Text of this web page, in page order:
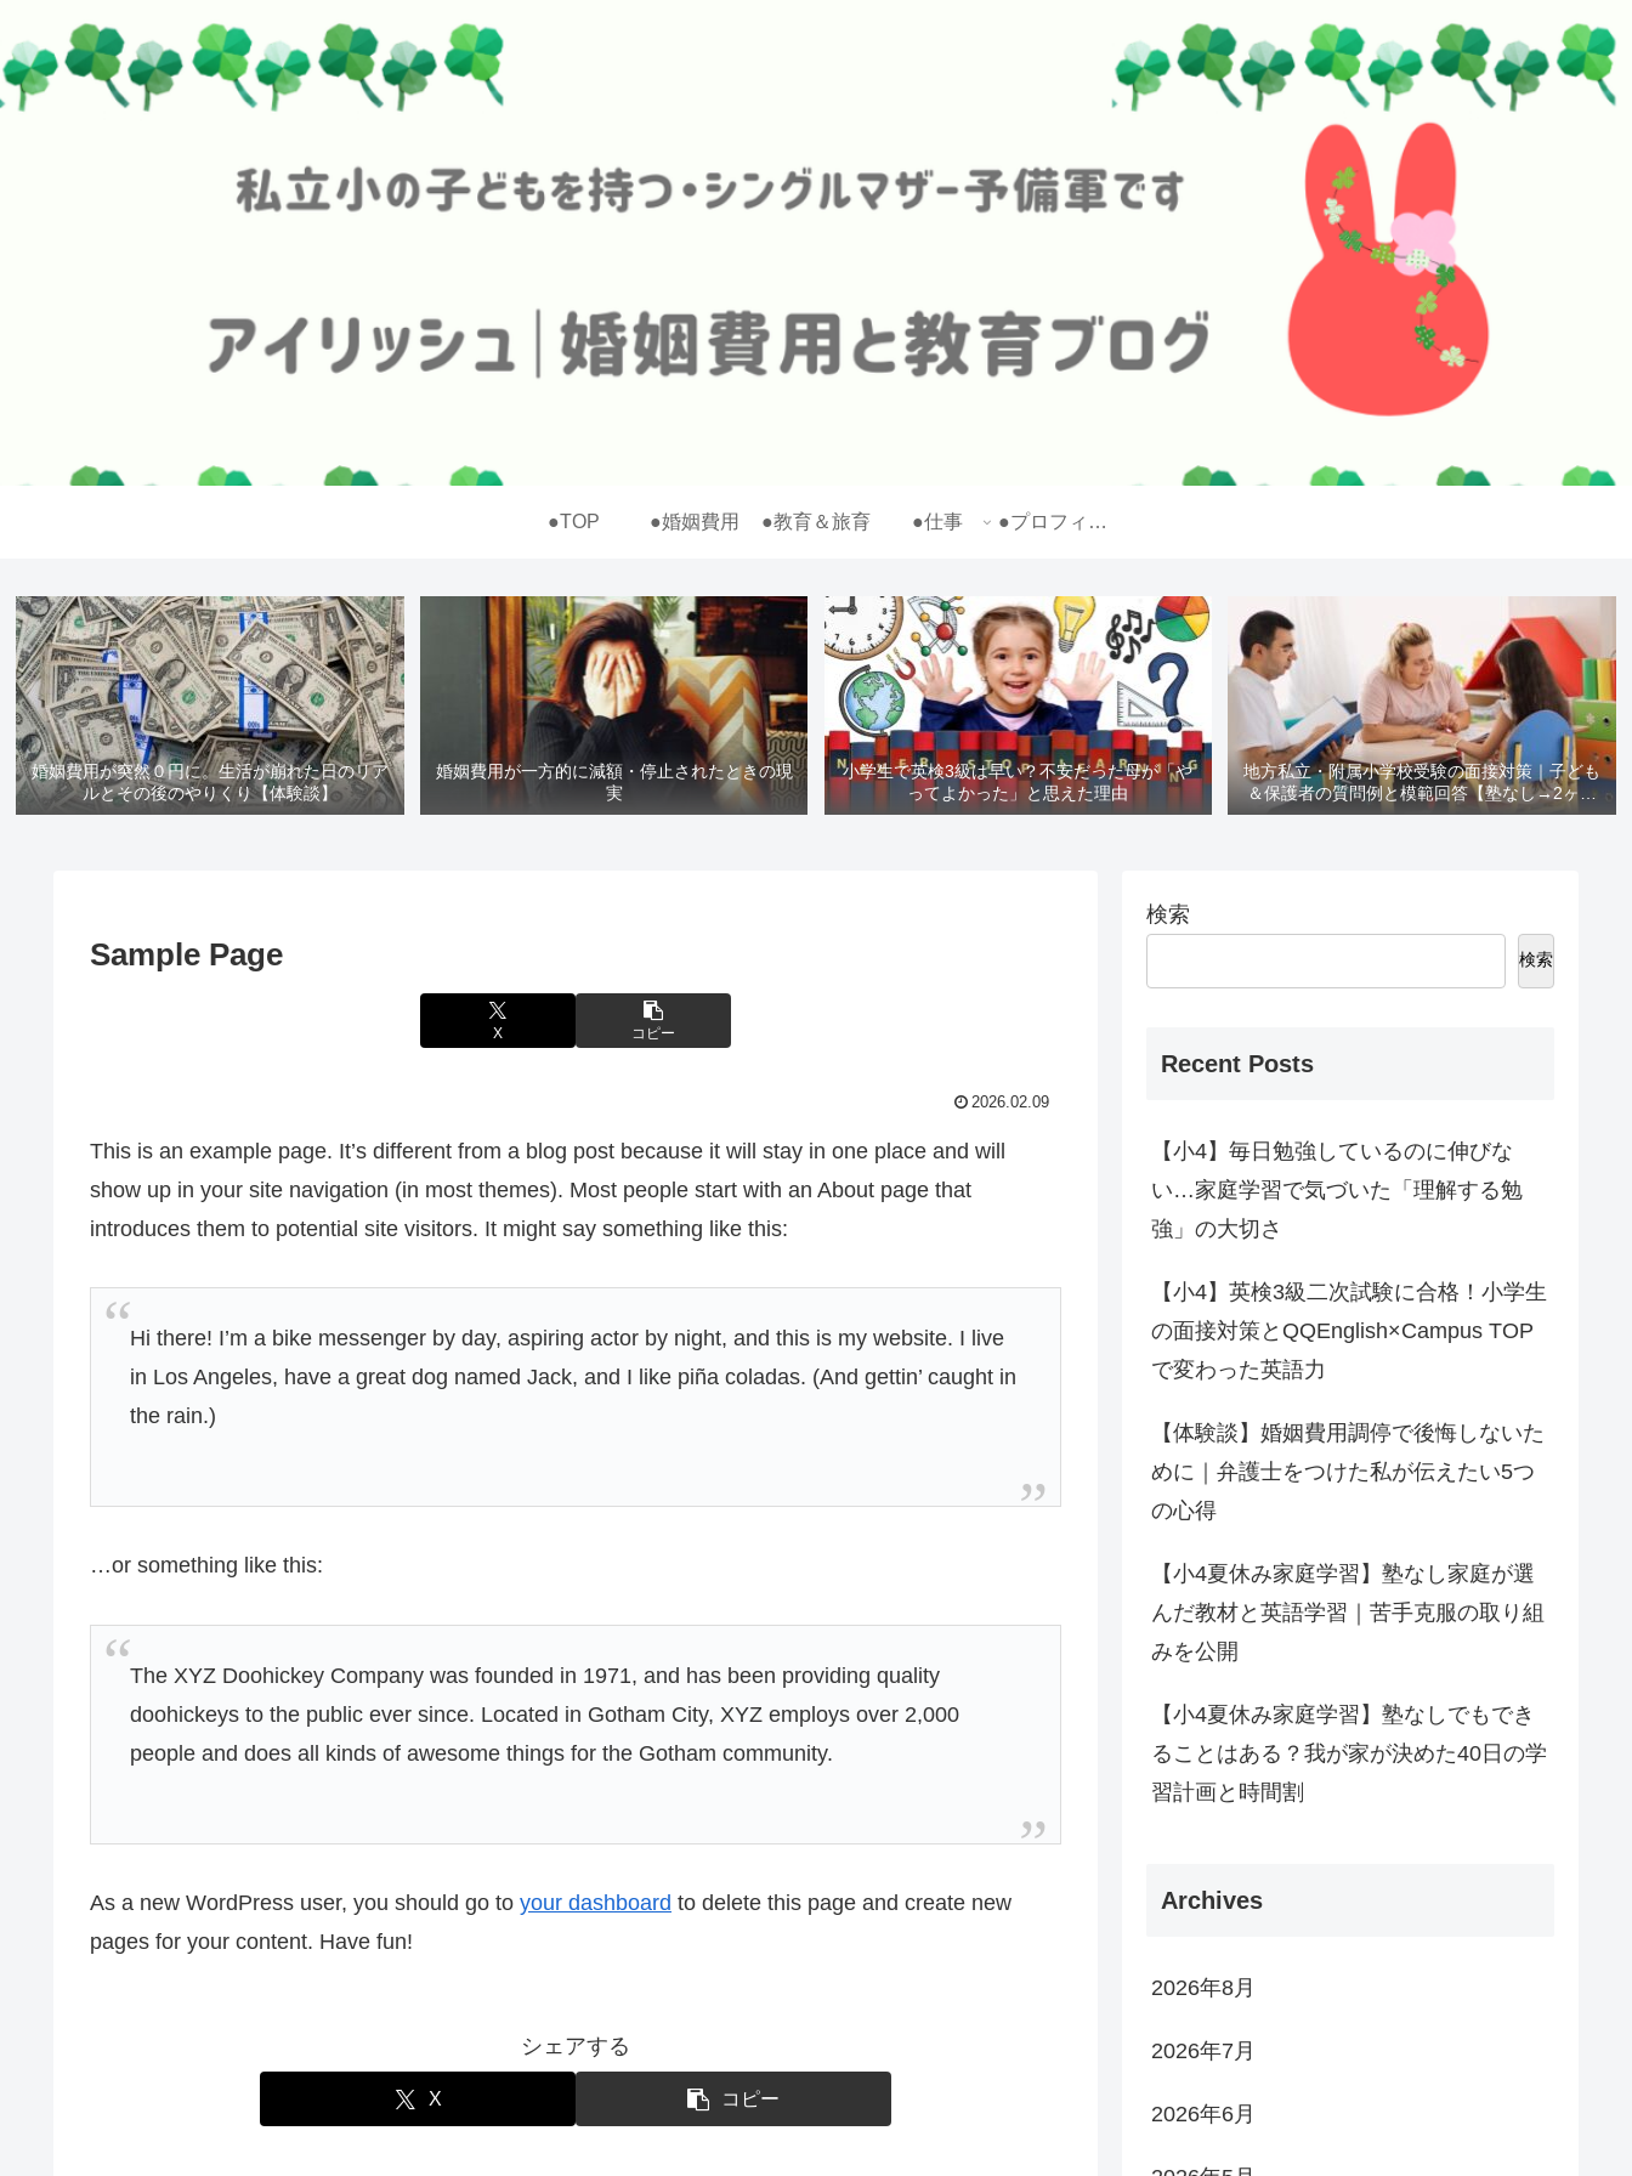
●TOP ●婚姻費用 ●教育＆旅育 ●仕事 ●プロフィール
婚姻費用が突然０円に。生活が崩れた日のリア
ルとその後のやりくり【体験談】
婚姻費用が一方的に減額・停止されたときの現
実
小学生で英検3級は早い？不安だった母が「や
ってよかった」と思えた理由
地方私立・附属小学校受験の面接対策｜子ども
＆保護者の質問例と模範回答【塾なし→2ヶ月
で合格レベル】
Sample Page
X コピー
2026.02.09
This is an example page. It’s different from a blog post because it will stay in one place and will
show up in your site navigation (in most themes). Most people start with an About page that
introduces them to potential site visitors. It might say something like this:
Hi there! I’m a bike messenger by day, aspiring actor by night, and this is my website. I live
in Los Angeles, have a great dog named Jack, and I like piña coladas. (And gettin’ caught in
the rain.)
…or something like this:
The XYZ Doohickey Company was founded in 1971, and has been providing quality
doohickeys to the public ever since. Located in Gotham City, XYZ employs over 2,000
people and does all kinds of awesome things for the Gotham community.
As a new WordPress user, you should go to your dashboard to delete this page and create new
pages for your content. Have fun!
シェアする
X コピー
検索
検索
Recent Posts
【小4】毎日勉強しているのに伸びな
い…家庭学習で気づいた「理解する勉
強」の大切さ
【小4】英検3級二次試験に合格！小学生
の面接対策とQQEnglish×Campus TOP
で変わった英語力
【体験談】婚姻費用調停で後悔しないた
めに｜弁護士をつけた私が伝えたい5つ
の心得
【小4夏休み家庭学習】塾なし家庭が選
んだ教材と英語学習｜苦手克服の取り組
みを公開
【小4夏休み家庭学習】塾なしでもでき
ることはある？我が家が決めた40日の学
習計画と時間割
Archives
2026年8月
2026年7月
2026年6月